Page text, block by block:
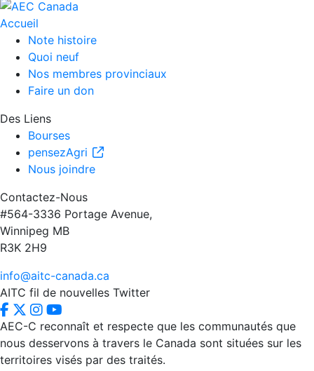
Accueil
Note histoire
Quoi neuf
Nos membres provinciaux
Faire un don
Des Liens
Bourses
pensezAgri
Nous joindre
Contactez-Nous
#564-3336 Portage Avenue,
Winnipeg MB
R3K 2H9
info@aitc-canada.ca
AITC fil de nouvelles Twitter
AEC-C reconnaît et respecte que les communautés que
nous desservons à travers le Canada sont situées sur les
territoires visés par des traités.